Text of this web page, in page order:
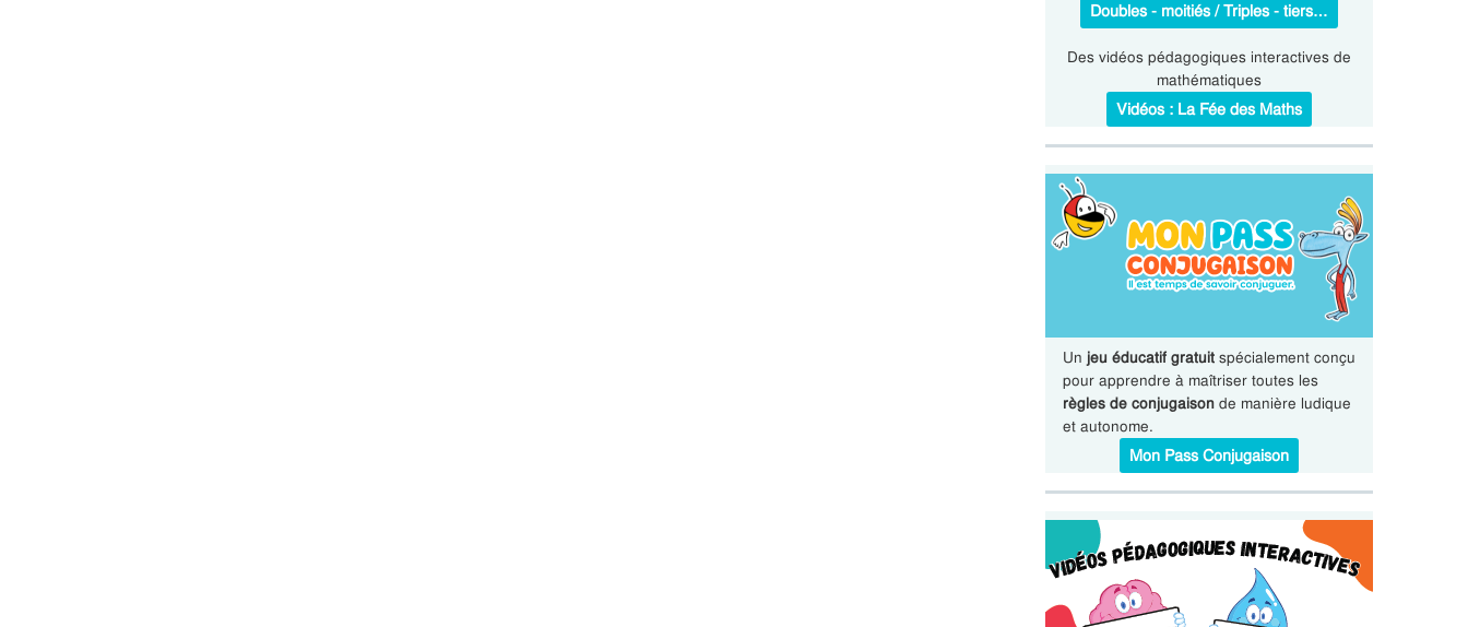
Doubles - moitiés / Triples - tiers…
Des vidéos pédagogiques interactives de
mathématiques
Vidéos : La Fée des Maths
Un jeu éducatif gratuitspécialement conçu
pour apprendre à maîtriser toutes les
règles de conjugaisonde manière ludique
et autonome.
Mon Pass Conjugaison